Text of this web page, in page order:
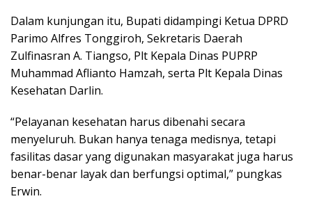
Dalam kunjungan itu, Bupati didampingi Ketua DPRD
Parimo Alfres Tonggiroh, Sekretaris Daerah
Zulfinasran A. Tiangso, Plt Kepala Dinas PUPRP
Muhammad Aflianto Hamzah, serta Plt Kepala Dinas
Kesehatan Darlin.
“Pelayanan kesehatan harus dibenahi secara
menyeluruh. Bukan hanya tenaga medisnya, tetapi
fasilitas dasar yang digunakan masyarakat juga harus
benar-benar layak dan berfungsi optimal,” pungkas
Erwin.